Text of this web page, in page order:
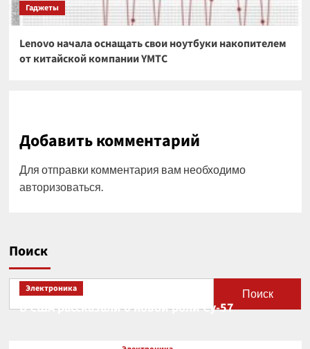
Гаджеты
Lenovo начала оснащать свои ноутбуки накопителем
от китайской компании YMTC
Добавить комментарий
Для отправки комментария вам необходимо
авторизоваться
Поиск
Поиск
Электроника
В США рассказали о новой роли Су-57